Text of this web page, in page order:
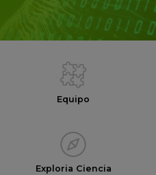
Equipo
Exploria Ciencia